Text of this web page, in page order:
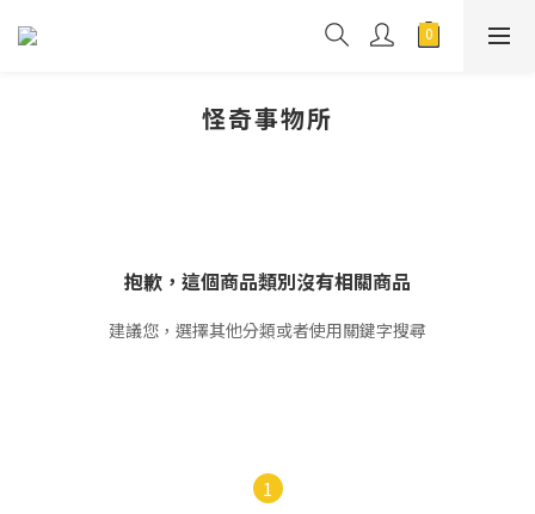
怪奇事物所
抱歉，這個商品類別沒有相關商品
建議您，選擇其他分類或者使用關鍵字搜尋
1